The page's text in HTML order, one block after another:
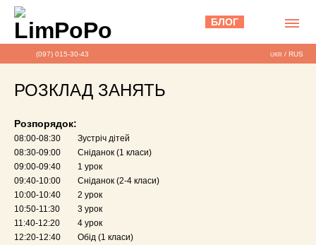
БЛОГ
(097) 015-30-43 UKR / RUS
РОЗКЛАД ЗАНЯТЬ
Розпорядок:
08:00-08:30
Зустріч дітей
08:30-09:00
Сніданок (1 класи)
09:00-09:40
1 урок
09:40-10:00
Сніданок (2-4 класи)
10:00-10:40
2 урок
10:50-11:30
3 урок
11:40-12:20
4 урок
12:20-12:40
Обід (1 класи)